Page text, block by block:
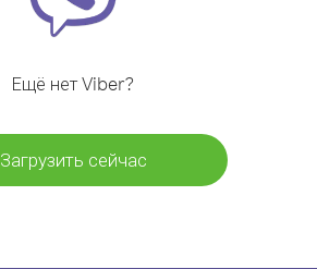
Ещё нет Viber?
Загрузить сейчас